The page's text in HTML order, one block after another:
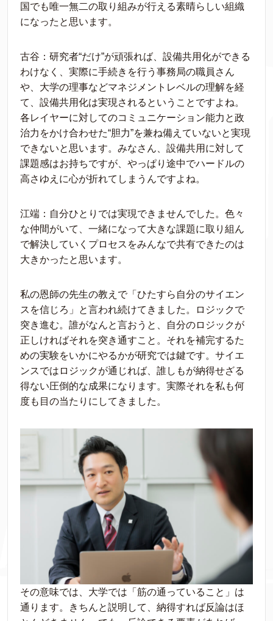
国でも唯一無二の取り組みが行える素晴らしい組織
になったと思います。
古谷：研究者“だけ”が頑張れば、設備共用化ができる
わけなく、実際に手続きを行う事務局の職員さん
や、大学の理事などマネジメントレベルの理解を経
て、設備共用化は実現されるということですよね。
各レイヤーに対してのコミュニケーション能力と政
治力をかけ合わせた“胆力”を兼ね備えていないと実現
できないと思います。みなさん、設備共用に対して
課題感はお持ちですが、やっぱり途中でハードルの
高さゆえに心が折れてしまうんですよね。
江端：自分ひとりでは実現できませんでした。色々
な仲間がいて、一緒になって大きな課題に取り組ん
で解決していくプロセスをみんなで共有できたのは
大きかったと思います。
私の恩師の先生の教えで「ひたすら自分のサイエン
スを信じろ」と言われ続けてきました。ロジックで
突き進む。誰がなんと言おうと、自分のロジックが
正しければそれを突き通すこと。それを補完するた
めの実験をいかにやるかが研究では鍵です。サイエ
ンスではロジックが通じれば、誰しもが納得せざる
得ない圧倒的な成果になります。実際それを私も何
度も目の当たりにしてきました。
その意味では、大学では「筋の通っていること」は
通ります。きちんと説明して、納得すれば反論はほ